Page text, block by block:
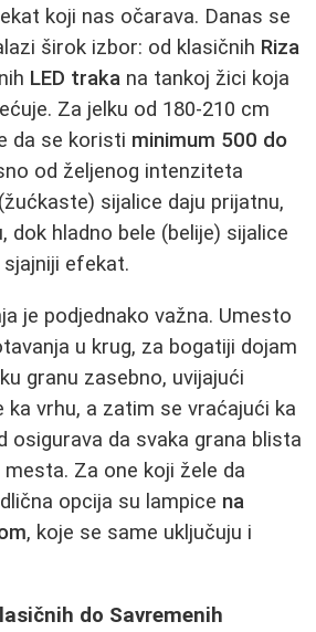
koji nas očarava. Danas se
širok izbor: od klasičnih Riza
LED traka na tankoj žici koja
Za jelku od 180-210 cm
da se koristi minimum 500 do
od željenog intenziteta
sijalice daju prijatnu,
dok hladno bele (belije) sijalice
efekat.
je podjednako važna. Umesto
u krug, za bogatiji dojam
granu zasebno, uvijajući
ka vrhu, a zatim se vraćajući ka
osigurava da svaka grana blista
Za one koji žele da
opcija su lampice na
, koje se same uključuju i
do Savremenih